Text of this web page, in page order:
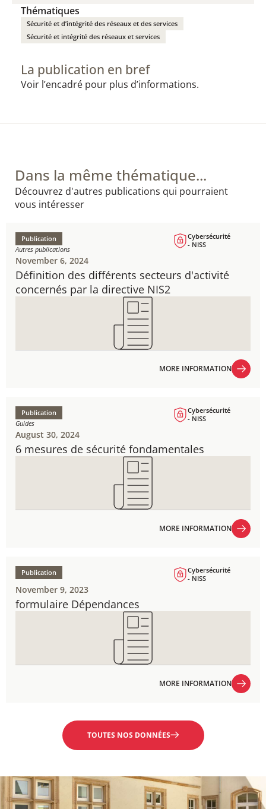
Thématiques
Sécurité et d’intégrité des réseaux et des services
Sécurité et intégrité des réseaux et services
La publication en bref
Voir l’encadré pour plus d’informations.
Dans la même thématique...
Découvrez d'autres publications qui pourraient
vous intéresser
Définition des différents secteurs d'activité
concernés par la directive NIS2
Publication
Autres publications
Cybersécurité
- NISS
November 6, 2024
MORE INFORMATION
6 mesures de sécurité fondamentales
Publication
Guides
Cybersécurité
- NISS
August 30, 2024
MORE INFORMATION
formulaire Dépendances
Publication
Cybersécurité
- NISS
November 9, 2023
MORE INFORMATION
TOUTES NOS DONNÉES